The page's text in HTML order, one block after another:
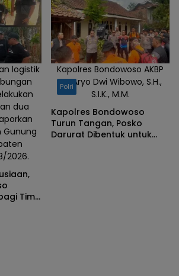
logistik
dua
Gunung
2026.
Tim
Kapolres Bondowoso AKBP
Dr. Aryo Dwi Wibowo, S.H.,
S.I.K., M.M.
Polri
Kapolres Bondowoso
Turun Tangan, Posko
Darurat Dibentuk untuk